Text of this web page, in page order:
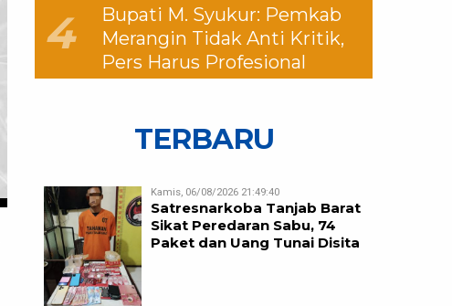
4
Bupati M. Syukur: Pemkab
Merangin Tidak Anti Kritik,
Pers Harus Profesional
TERBARU
Kamis, 06/08/2026 21:49:40
Satresnarkoba Tanjab Barat
Sikat Peredaran Sabu, 74
Paket dan Uang Tunai Disita